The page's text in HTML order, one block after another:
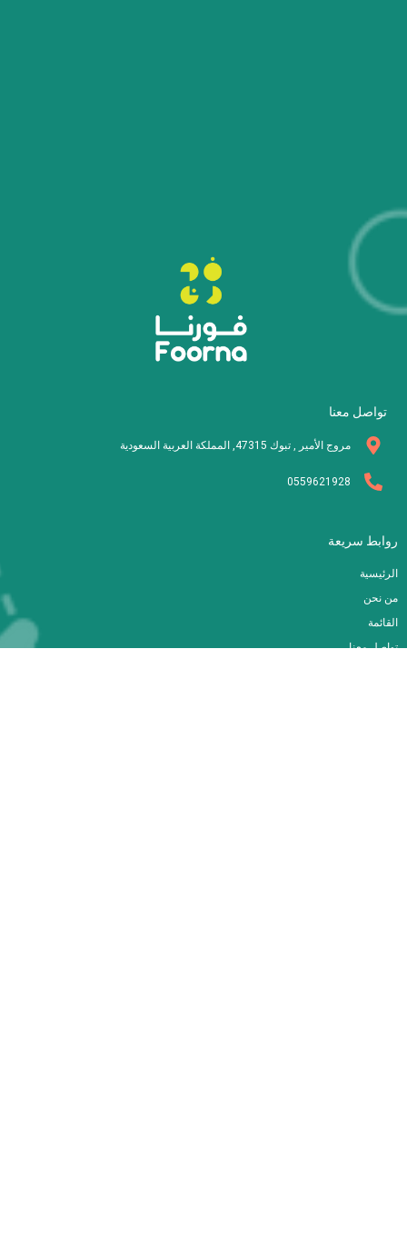
تواصل معنا
مروج الأمير , تبوك 47315, المملكة العربية السعودية
0559621928
روابط سريعة
الرئيسية
من نحن
القائمة
تواصل معنا